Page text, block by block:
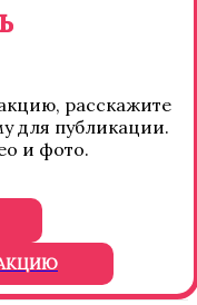
расскажите
для публикации.
и фото.